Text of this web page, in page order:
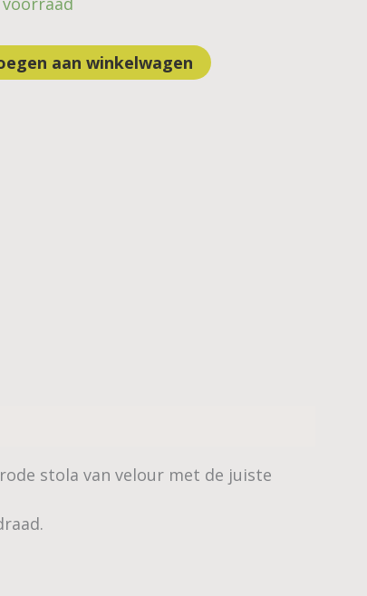
aan winkelwagen
stola van velour met de juiste